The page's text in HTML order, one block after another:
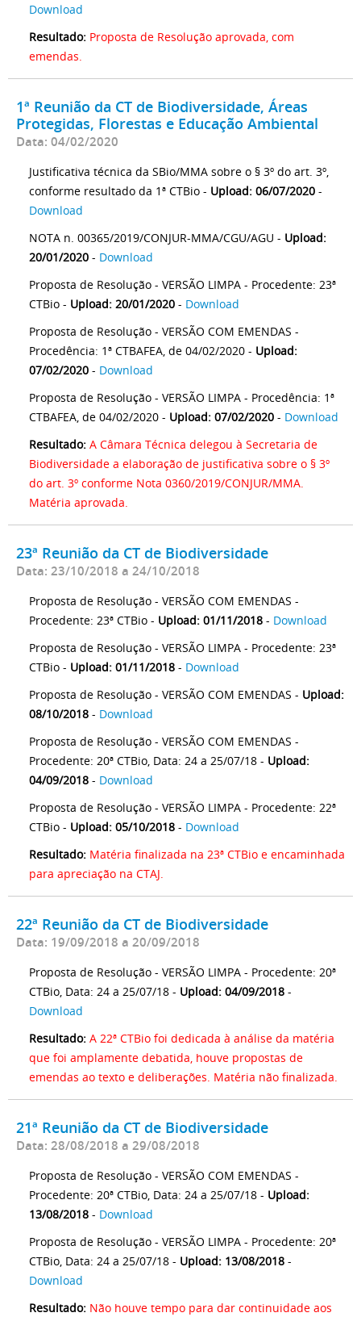
Download
Resultado: Proposta de Resolução aprovada, com
emendas.
1ª Reunião da CT de Biodiversidade, Áreas
Protegidas, Florestas e Educação Ambiental
Data: 04/02/2020
Justificativa técnica da SBio/MMA sobre o § 3º do art. 3º,
conforme resultado da 1ª CTBio - Upload: 06/07/2020 -
Download
NOTA n. 00365/2019/CONJUR-MMA/CGU/AGU - Upload:
20/01/2020 - Download
Proposta de Resolução - VERSÃO LIMPA - Procedente: 23ª
CTBio - Upload: 20/01/2020 - Download
Proposta de Resolução - VERSÃO COM EMENDAS -
Procedência: 1ª CTBAFEA, de 04/02/2020 - Upload:
07/02/2020 - Download
Proposta de Resolução - VERSÃO LIMPA - Procedência: 1ª
CTBAFEA, de 04/02/2020 - Upload: 07/02/2020 - Download
Resultado: A Câmara Técnica delegou à Secretaria de
Biodiversidade a elaboração de justificativa sobre o § 3º
do art. 3º conforme Nota 0360/2019/CONJUR/MMA.
Matéria aprovada.
23ª Reunião da CT de Biodiversidade
Data: 23/10/2018 a 24/10/2018
Proposta de Resolução - VERSÃO COM EMENDAS -
Procedente: 23ª CTBio - Upload: 01/11/2018 - Download
Proposta de Resolução - VERSÃO LIMPA - Procedente: 23ª
CTBio - Upload: 01/11/2018 - Download
Proposta de Resolução - VERSÃO COM EMENDAS - Upload:
08/10/2018 - Download
Proposta de Resolução - VERSÃO COM EMENDAS -
Procedente: 20ª CTBio, Data: 24 a 25/07/18 - Upload:
04/09/2018 - Download
Proposta de Resolução - VERSÃO LIMPA - Procedente: 22ª
CTBio - Upload: 05/10/2018 - Download
Resultado: Matéria finalizada na 23ª CTBio e encaminhada
para apreciação na CTAJ.
22ª Reunião da CT de Biodiversidade
Data: 19/09/2018 a 20/09/2018
Proposta de Resolução - VERSÃO LIMPA - Procedente: 20ª
CTBio, Data: 24 a 25/07/18 - Upload: 04/09/2018 -
Download
Resultado: A 22ª CTBio foi dedicada à análise da matéria
que foi amplamente debatida, houve propostas de
emendas ao texto e deliberações. Matéria não finalizada.
21ª Reunião da CT de Biodiversidade
Data: 28/08/2018 a 29/08/2018
Proposta de Resolução - VERSÃO COM EMENDAS -
Procedente: 20ª CTBio, Data: 24 a 25/07/18 - Upload:
13/08/2018 - Download
Proposta de Resolução - VERSÃO LIMPA - Procedente: 20ª
CTBio, Data: 24 a 25/07/18 - Upload: 13/08/2018 -
Download
Resultado: Não houve tempo para dar continuidade aos